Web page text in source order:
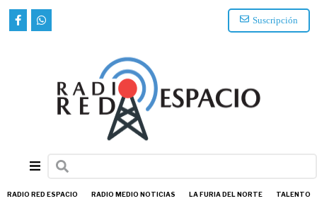
Suscripción
RADIO RED ESPACIO RADIO MEDIO NOTICIAS LA FURIA DEL NORTE TALENTO